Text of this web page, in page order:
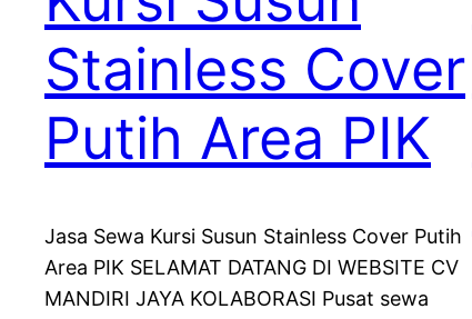
Stainless Cover
Putih Area PIK
Jasa Sewa Kursi Susun Stainless Cover Putih
Area PIK SELAMAT DATANG DI WEBSITE CV
MANDIRI JAYA KOLABORASI Pusat sewa